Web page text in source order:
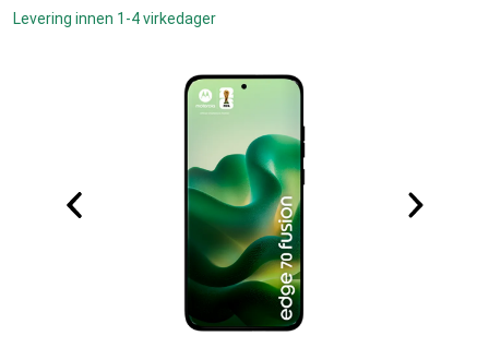
Levering innen 1-4 virkedager